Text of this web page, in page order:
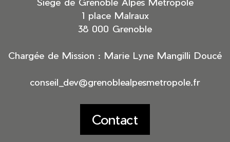
1 place Malraux
38 000 Grenoble
Chargée de Mission : Marie Lyne Mangilli Doucé
conseil_dev@grenoblealpesmetropole.fr
Contact